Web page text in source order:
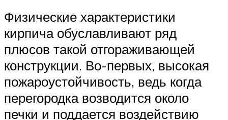
Физические характеристики
кирпича обуславливают ряд
плюсов такой отгораживающей
конструкции. Во-первых, высокая
пожароустойчивость, ведь когда
перегородка возводится около
печки и поддается воздействию